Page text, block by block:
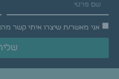
אני מאשר/ת שיצרו איתי קשר